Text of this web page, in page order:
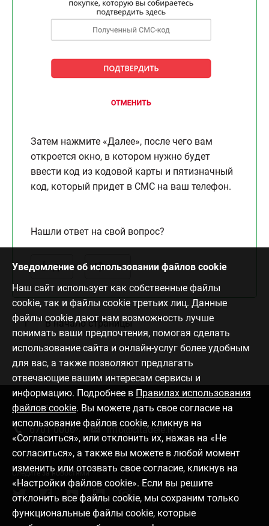
Затем нажмите «Далее», после чего вам
откроется окно, в котором нужно будет
ввести код из кодовой карты и пятизначный
код, который придет в СМС на ваш телефон.
Нашли ответ на свой вопрос?
Да Нет
В начало страницы
Уведомление об использовании файлов cookie
Наш сайт использует как собственные файлы
cookie, так и файлы cookie третьих лиц. Данные
файлы cookie дают нам возможность лучше
понимать ваши предпочтения, помогая сделать
использование сайта и онлайн-услуг более удобным
для вас, а также позволяют предлагать
отвечающие вашим интересам сервисы и
информацию. Подробнее в Правилах использования
файлов cookie. Вы можете дать свое согласие на
использование файлов cookie, кликнув на
«Согласиться», или отклонить их, нажав на «Не
согласиться», а также вы можете в любой момент
изменить или отозвать свое согласие, кликнув на
«Настройки файлов cookie». Если вы решите
отклонить все файлы cookie, мы сохраним только
функциональные файлы cookie, которые
Связаться с нами
6701 0000 info@citadele.lv
Следите за новостями